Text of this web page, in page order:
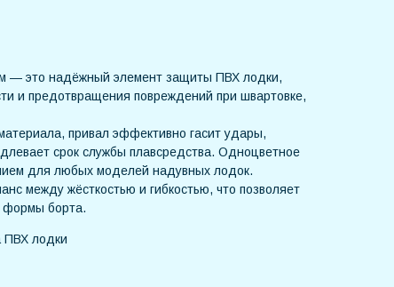
— это надёжный элемент защиты ПВХ лодки,
и предотвращения повреждений при швартовке,
привал эффективно гасит удары,
срок службы плавсредства. Одноцветное
для любых моделей надувных лодок.
между жёсткостью и гибкостью, что позволяет
формы борта.
ПВХ лодки